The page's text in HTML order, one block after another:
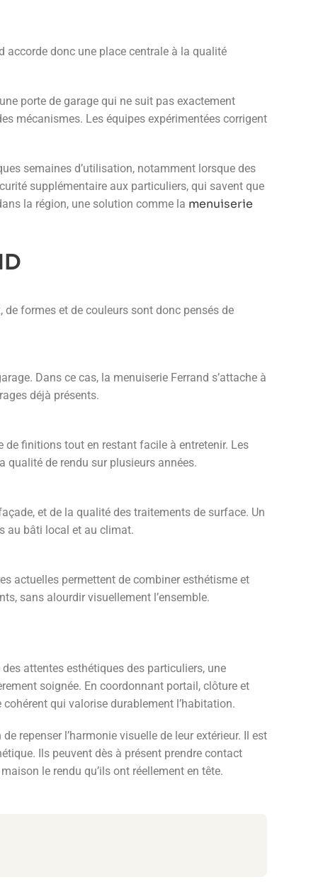
accorde donc une place centrale à la qualité
porte de garage qui ne suit pas exactement
mécanismes. Les équipes expérimentées corrigent
semaines d’utilisation, notamment lorsque des
supplémentaire aux particuliers, qui savent que
la région, une solution comme la menuiserie
formes et de couleurs sont donc pensés de
Dans ce cas, la menuiserie Ferrand s’attache à
déjà présents.
de finitions tout en restant facile à entretenir. Les
qualité de rendu sur plusieurs années.
et de la qualité des traitements de surface. Un
au bâti local et au climat.
actuelles permettent de combiner esthétisme et
sans alourdir visuellement l’ensemble.
attentes esthétiques des particuliers, une
soignée. En coordonnant portail, clôture et
qui valorise durablement l’habitation.
repenser l’harmonie visuelle de leur extérieur. Il est
Ils peuvent dès à présent prendre contact
le rendu qu’ils ont réellement en tête.